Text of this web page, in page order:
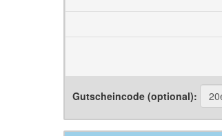
Gutscheincode (optional):